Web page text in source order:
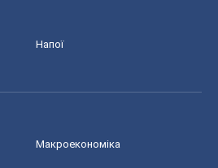
Напої
Макроекономіка